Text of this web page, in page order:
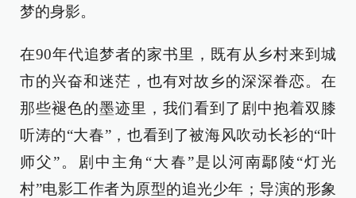
梦的身影。
在90年代追梦者的家书里，既有从乡村来到城
市的兴奋和迷茫，也有对故乡的深深眷恋。在
那些褪色的墨迹里，我们看到了剧中抱着双膝
听涛的“大春”，也看到了被海风吹动长衫的“叶
师父”。剧中主角“大春”是以河南鄢陵“灯光
村”电影工作者为原型的追光少年；导演的形象